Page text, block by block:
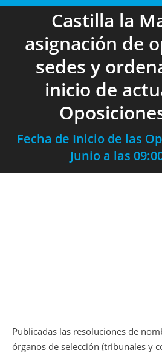
Castilla la
asignación de
sedes y
inicio de
Fecha de Inicio de las
Junio a las
Publicadas las resoluciones de
órganos de selección (tribunales y